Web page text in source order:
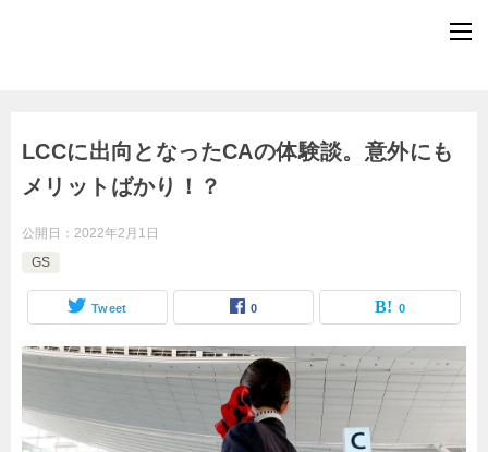
LCCに出向となったCAの体験談。意外にも
メリットばかり！？
公開日： 2022年2月1日
GS
Tweet 0 0